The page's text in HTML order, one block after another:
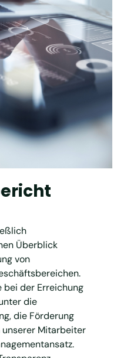
Überblick
von
der Erreichung
die
die Förderung
unserer Mitarbeiter